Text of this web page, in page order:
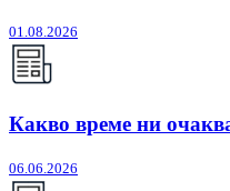
01.08.2026
Какво време ни
06.06.2026